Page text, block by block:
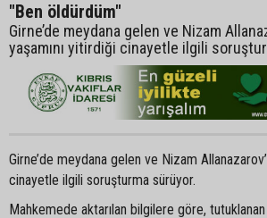
"Ben öldürdüm"
Girne’de meydana gelen ve Nizam
yaşamını yitirdiği cinayetle ilgili
Girne’de meydana gelen ve Nizam
cinayetle ilgili soruşturma sürüyor.
Mahkemede aktarılan bilgilere göre, tutuklanan